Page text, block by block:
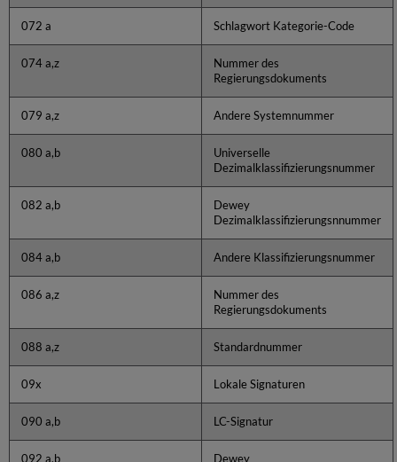
072 a Schlagwort Kategorie-Code
074 a,z
Nummer des
Regierungsdokuments
079 a,z Andere Systemnummer
080 a,b
Universelle
Dezimalklassifizierungsnummer
082 a,b
Dewey
Dezimalklassifizierungsnnummer
084 a,b Andere Klassifizierungsnummer
086 a,z
Nummer des
Regierungsdokuments
088 a,z Standardnummer
09x Lokale Signaturen
090 a,b LC-Signatur
092 a,b
Dewey